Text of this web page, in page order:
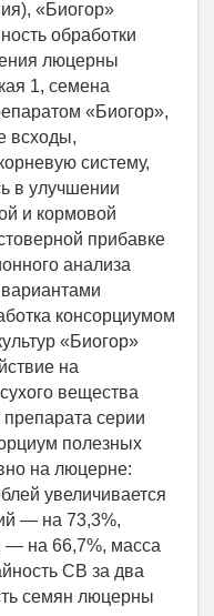
«Биогор»
обработки
люцерны
1, семена
«Биогор»,
всходы,
систему,
в улучшении
и кормовой
прибавке
анализа
консорциумом
«Биогор»
на
вещества
серии
полезных
на люцерне:
увеличивается
— на 73,3%,
— на 66,7%, масса
СВ за два
семян люцерны